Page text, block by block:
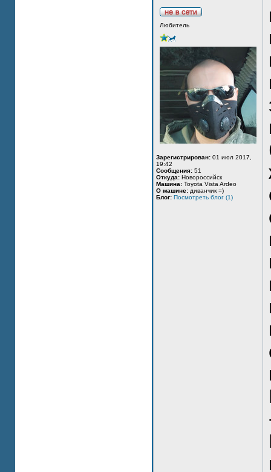
Любитель
Зарегистрирован: 01 июл 2017,
19:42
Сообщения: 51
Откуда: Новороссийск
Машина: Toyota Vista Ardeo
О машине: диванчик =)
Блог: Посмотреть блог (1)